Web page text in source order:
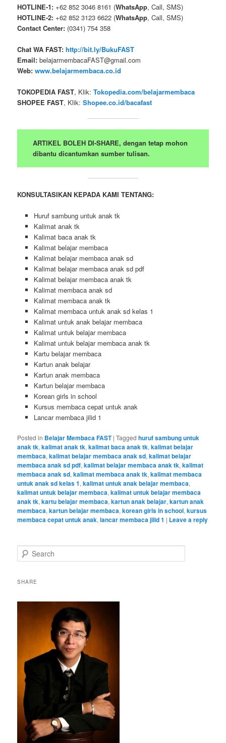
HOTLINE-1: +62 852 3046 8161 (WhatsApp, Call, SMS)
HOTLINE-2: +62 852 3123 6622 (WhatsApp, Call, SMS)
Contact Center: (0341) 754 358
Chat WA FAST: http://bit.ly/BukuFAST
Email: belajarmembacaFAST@gmail.com
Web: www.belajarmembaca.co.id
TOKOPEDIA FAST, Klik:Tokopedia.com/belajarmembaca
SHOPEE FAST, Klik:Shopee.co.id/bacafast
ARTIKEL BOLEH DI-SHARE, dengan tetap mohon
dibantu dicantumkan sumber tulisan.
KONSULTASIKAN KEPADA KAMI TENTANG:
Huruf sambung untuk anak tk
Kalimat anak tk
Kalimat baca anak tk
Kalimat belajar membaca
Kalimat belajar membaca anak sd
Kalimat belajar membaca anak sd pdf
Kalimat belajar membaca anak tk
Kalimat membaca anak sd
Kalimat membaca anak tk
Kalimat membaca untuk anak sd kelas 1
Kalimat untuk anak belajar membaca
Kalimat untuk belajar membaca
Kalimat untuk belajar membaca anak tk
Kartu belajar membaca
Kartun anak belajar
Kartun anak membaca
Kartun belajar membaca
Korean girls in school
Kursus membaca cepat untuk anak
Lancar membaca jilid 1
Posted in Belajar Membaca FAST |Tagged huruf sambung untuk
anak tk,kalimat anak tk,kalimat baca anak tk,kalimat belajar
membaca,kalimat belajar membaca anak sd,kalimat belajar
membaca anak sd pdf,kalimat belajar membaca anak tk,kalimat
membaca anak sd,kalimat membaca anak tk,kalimat membaca
untuk anak sd kelas 1,kalimat untuk anak belajar membaca,
kalimat untuk belajar membaca,kalimat untuk belajar membaca
anak tk,kartu belajar membaca,kartun anak belajar,kartun anak
membaca,kartun belajar membaca,korean girls in school,kursus
membaca cepat untuk anak,lancar membaca jilid 1 | Leave a reply
e
rSHARE